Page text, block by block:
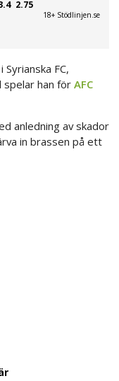
2.75
18+ Stödlinjen.se
FC,
spelar han för AFC
anledning av skador
in brassen på ett